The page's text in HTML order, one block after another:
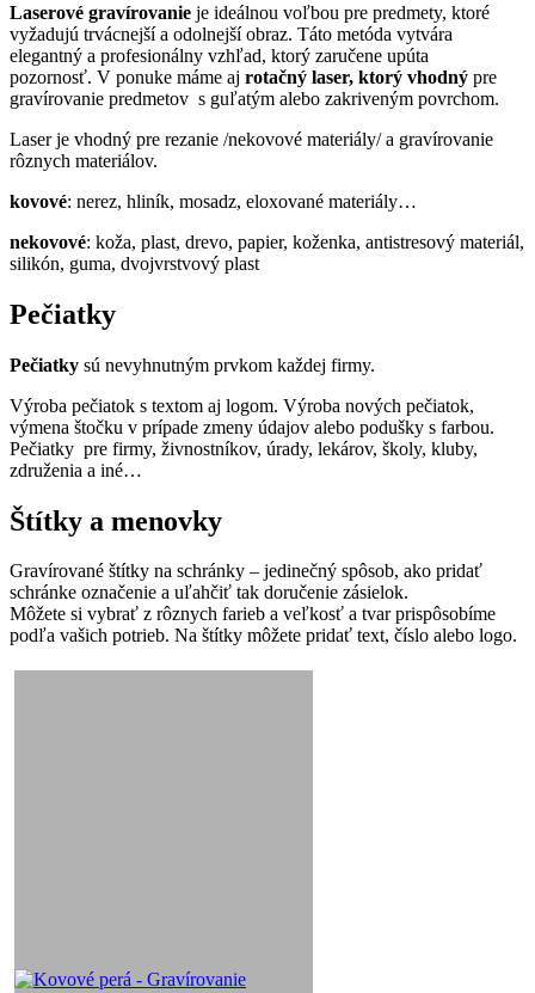
Laserové gravírovanie je ideálnou voľbou pre predmety, ktoré
vyžadujú trvácnejší a odolnejší obraz. Táto metóda vytvára
elegantný a profesionálny vzhľad, ktorý zaručene upúta
pozornosť. V ponuke máme aj rotačný laser, ktorý vhodný pre
gravírovanie predmetov s guľatým alebo zakriveným povrchom.
Laser je vhodný pre rezanie /nekovové materiály/ a gravírovanie
rôznych materiálov.
kovové: nerez, hliník, mosadz, eloxované materiály…
nekovové: koža, plast, drevo, papier, koženka, antistresový materiál,
silikón, guma, dvojvrstvový plast
Pečiatky
Pečiatky sú nevyhnutným prvkom každej firmy.
Výroba pečiatok s textom aj logom. Výroba nových pečiatok,
výmena štočku v prípade zmeny údajov alebo podušky s farbou.
Pečiatky pre firmy, živnostníkov, úrady, lekárov, školy, kluby,
združenia a iné…
Štítky a menovky
Gravírované štítky na schránky – jedinečný spôsob, ako pridať
schránke označenie a uľahčiť tak doručenie zásielok.
Môžete si vybrať z rôznych farieb a veľkosť a tvar prispôsobíme
podľa vašich potrieb. Na štítky môžete pridať text, číslo alebo logo.